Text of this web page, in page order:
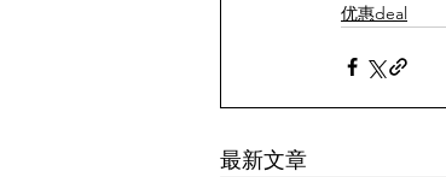
优惠deal
最新文章